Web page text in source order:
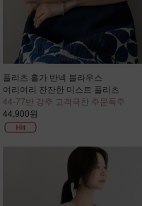
플리츠 홀가 반넥 블라우스
여리여리 잔잔한 미스트 플리츠
44-77반 강추 고객극찬 주문폭주
44,900원